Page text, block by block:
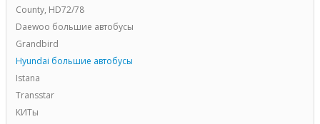
County, HD72/78
Daewoo большие автобусы
Grandbird
Hyundai большие автобусы
Istana
Transstar
КИТы